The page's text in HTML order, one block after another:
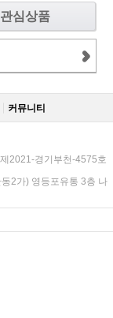
관심상품
커뮤니티
2021-경기부천-4575호
2가) 영등포유통 3층 나